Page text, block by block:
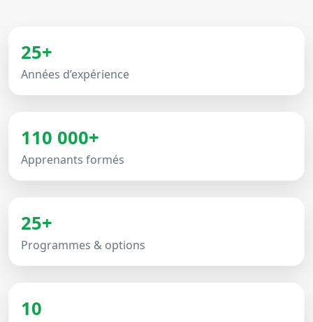
25+
Années d’expérience
110 000+
Apprenants formés
25+
Programmes & options
10